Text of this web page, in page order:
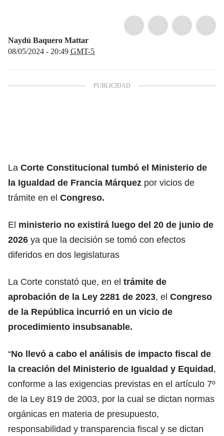
Naydú Baquero Mattar
08/05/2024 - 20:49 GMT-5
La Corte Constitucional tumbó el Ministerio de
la Igualdad de Francia Márquez por vicios de
trámite en el Congreso.
El ministerio no existirá luego del 20 de junio de
2026 ya que la decisión se tomó con efectos
diferidos en dos legislaturas
La Corte constató que, en el trámite de
aprobación de la Ley 2281 de 2023, el Congreso
de la República incurrió en un vicio de
procedimiento insubsanable.
“No llevó a cabo el análisis de impacto fiscal de
la creación del Ministerio de Igualdad y Equidad,
conforme a las exigencias previstas en el artículo 7º
de la Ley 819 de 2003, por la cual se dictan normas
orgánicas en materia de presupuesto,
responsabilidad y transparencia fiscal y se dictan